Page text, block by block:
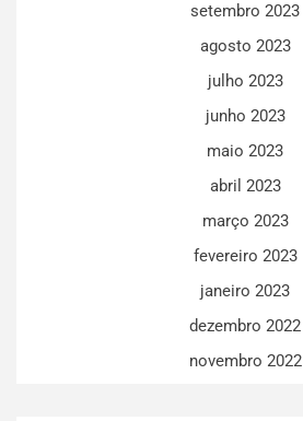
setembro 2023
agosto 2023
julho 2023
junho 2023
maio 2023
abril 2023
março 2023
fevereiro 2023
janeiro 2023
dezembro 2022
novembro 2022